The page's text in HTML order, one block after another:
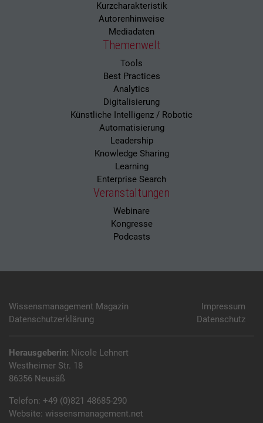
Kurzcharakteristik
Autorenhinweise
Mediadaten
Themenwelt
Tools
Best Practices
Analytics
Digitalisierung
Künstliche Intelligenz / Robotic
Automatisierung
Leadership
Knowledge Sharing
Learning
Enterprise Search
Veranstaltungen
Webinare
Kongresse
Podcasts
Wissensmanagement Magazin
Impressum
Datenschutzerklärung
Datenschutz
Herausgeberin: Nicole Lehnert
Westheimer Str. 18
86356 Neusäß
Telefon: +49 (0)821 48685-290
Website: wissensmanagement.net